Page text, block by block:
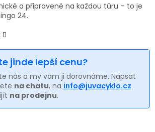
a připravené na každou túru – to je
24.
jinde lepší cenu?
nás a my vám ji dorovnáme. Napsat
na chatu, na info@juvacyklo.cz
na prodejnu.